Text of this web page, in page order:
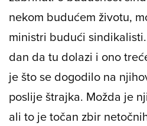
nekom budućem životu,
ministri budući
dan da tu dolazi i ono
je što se dogodilo na
poslije štrajka. Možda je
ali to je točan zbir